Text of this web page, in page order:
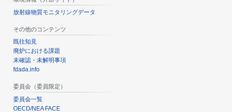
放射線物質モニタリングデータ
その他のコンテンツ
既往知見
廃炉における課題
未確認・未解明事項
fdada.info
委員会（委員限定）
委員会一覧
OECD/NEA FACE